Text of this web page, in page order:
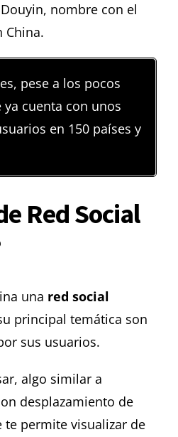
nombre con el
China.
pese a los pocos
cuenta con unos
en 150 países y
Red Social
una red social
principal temática son
sus usuarios.
algo similar a
desplazamiento de
permite visualizar de